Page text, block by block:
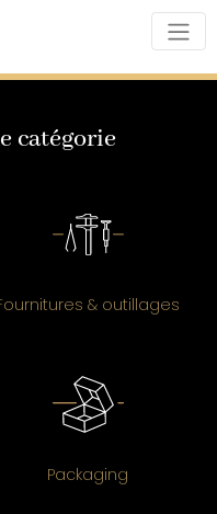
catégorie
& outillages
Packaging